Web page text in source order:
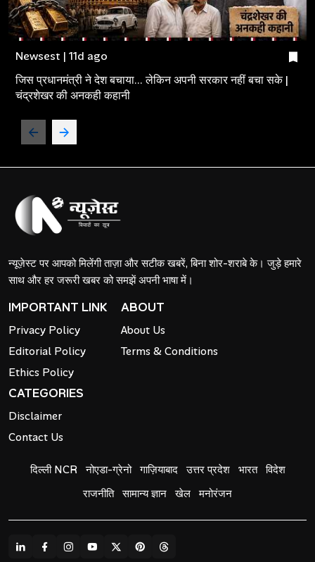
Newsest | 11d ago
जिस प्रधानमंत्री ने देश बचाया... लेकिन अपनी सरकार नहीं बचा सके |
चंद्रशेखर की अनकही कहानी
न्यूज़ेस्ट पर आपको मिलेंगी ताज़ा और सटीक खबरें, बिना शोर-शराबे के। जुड़े हमारे
साथ और हर जरूरी खबर को समझें अपनी भाषा में।
IMPORTANT LINK
Privacy Policy
Editorial Policy
Ethics Policy
ABOUT
About Us
Terms & Conditions
CATEGORIES
Disclaimer
Contact Us
दिल्ली NCR नोएडा-ग्रेनो गाज़ियाबाद उत्तर प्रदेश भारत विदेश
राजनीति सामान्य ज्ञान खेल मनोरंजन